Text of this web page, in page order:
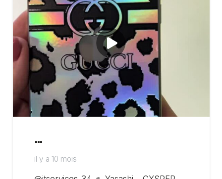
…
il y a 10 mois